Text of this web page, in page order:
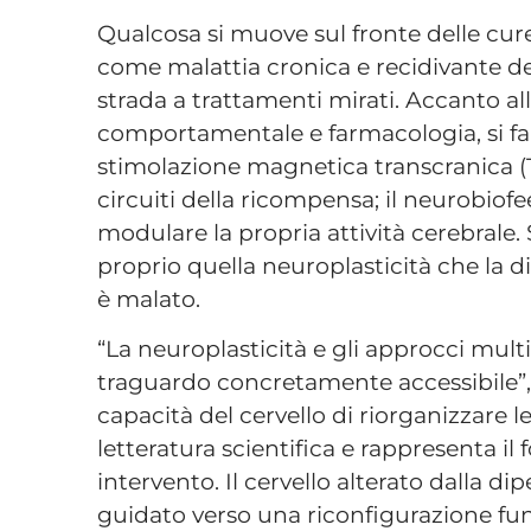
Qualcosa si muove sul fronte delle
come malattia cronica e recidivante
strada a trattamenti mirati. Accanto
comportamentale e farmacologia, si
stimolazione magnetica transcranica
circuiti della ricompensa; il
modulare la propria attività
proprio quella neuroplasticità che la
è malato.
“La neuroplasticità e gli approcci
traguardo concretamente
capacità del cervello di riorganizzare
letteratura scientifica e rappresenta
intervento. Il cervello alterato dalla
guidato verso una riconfigurazione